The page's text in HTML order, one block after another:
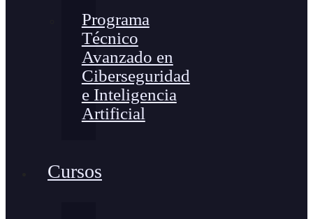
Programa
Técnico
Avanzado en
Ciberseguridad
e Inteligencia
Artificial
Cursos